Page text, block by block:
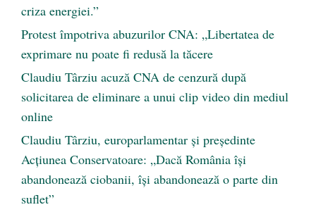
criza energiei.”
Protest împotriva abuzurilor CNA: „Libertatea de
exprimare nu poate fi redusă la tăcere
Claudiu Târziu acuză CNA de cenzură după
solicitarea de eliminare a unui clip video din mediul
online
Claudiu Târziu, europarlamentar și președinte
Acțiunea Conservatoare: „Dacă România își
abandonează ciobanii, își abandonează o parte din
suflet”